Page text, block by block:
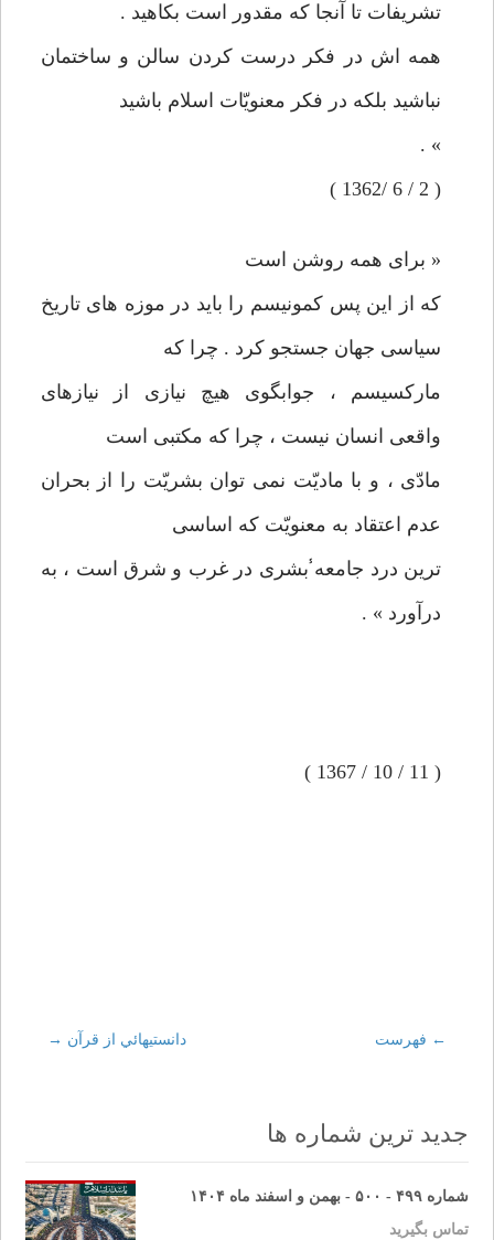
تشريفات تا آنجا كه مقدور است بكاهيد .
همه اش در فكر درست كردن سالن و ساختمان
نباشيد بلكه در فكر معنويّات اسلام باشيد
» .
( 2 / 6 /1362 )
« برای همه روشن است
كه از اين پس كمونيسم را بايد در موزه های تاريخ
سياسی جهان جستجو كرد . چرا كه
ماركسيسم ، جوابگوی هيچ نيازی از نيازهای
واقعی انسان نيست ، چرا كه مكتبی است
مادّی ، و با ماديّت نمی توان بشريّت را از بحران
عدم اعتقاد به معنويّت كه اساسی
ترين درد جامعه̾ بشری در غرب و شرق است ، به
درآورد » .
( 11 / 10 / 1367 )
Post
navigation
← فهرست دانستيهائي از قرآن →
جدید ترین شماره ها
شماره ۴۹۹ - ۵۰۰ - بهمن و اسفند ماه ۱۴۰۴
تماس بگیرید